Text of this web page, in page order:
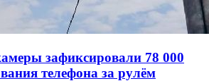
зафиксировали 78 000
телефона за рулём